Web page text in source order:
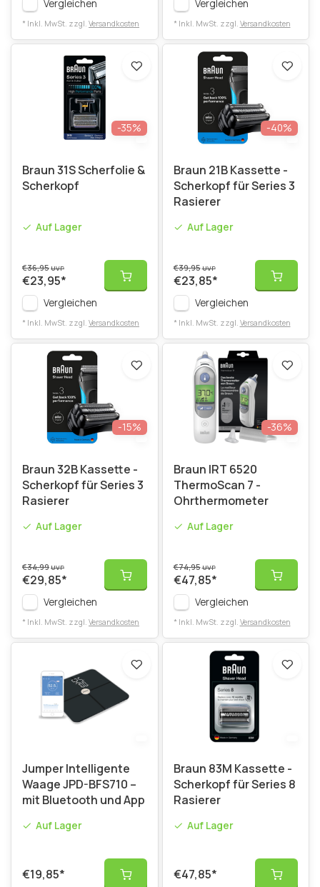
Vergleichen
* Inkl. MwSt. zzgl. Versandkosten
Vergleichen
* Inkl. MwSt. zzgl. Versandkosten
-35%
Braun 31S Scherfolie &
Scherkopf
Auf Lager
€36,95UVP
€23,95*
Vergleichen
* Inkl. MwSt. zzgl. Versandkosten
-40%
Braun 21B Kassette -
Scherkopf für Series 3
Rasierer
Auf Lager
€39,95UVP
€23,85*
Vergleichen
* Inkl. MwSt. zzgl. Versandkosten
-15%
Braun 32B Kassette -
Scherkopf für Series 3
Rasierer
Auf Lager
€34,99UVP
€29,85*
Vergleichen
* Inkl. MwSt. zzgl. Versandkosten
-36%
Braun IRT 6520
ThermoScan 7 -
Ohrthermometer
Auf Lager
€74,95UVP
€47,85*
Vergleichen
* Inkl. MwSt. zzgl. Versandkosten
Jumper Intelligente
Waage JPD-BFS710 –
mit Bluetooth und App
Auf Lager
€19,85*
Braun 83M Kassette -
Scherkopf für Series 8
Rasierer
Auf Lager
€47,85*